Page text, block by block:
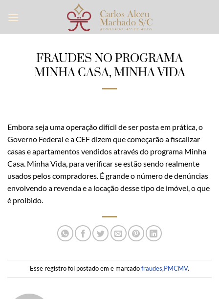
FRAUDES NO PROGRAMA
MINHA CASA, MINHA VIDA
Embora seja uma operação difícil de ser posta em prática, o
Governo Federal e a CEF dizem que começarão a fiscalizar
casas e apartamentos vendidos através do programa Minha
Casa. Minha Vida, para verificar se estão sendo realmente
usados pelos compradores. É grande o número de denúncias
envolvendo a revenda e a locação desse tipo de imóvel, o que
é proibido.
Esse registro foi postado em e marcadofraudes,PMCMV.